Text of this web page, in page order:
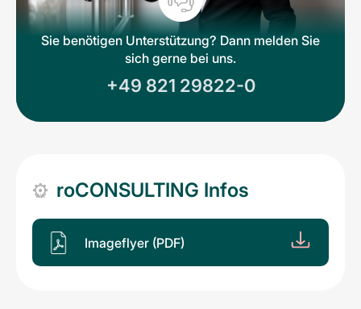
Sie benötigen Unterstützung? Dann melden Sie
sich gerne bei uns.
+49 821 29822-0
roCONSULTING Infos
Imageflyer (PDF)